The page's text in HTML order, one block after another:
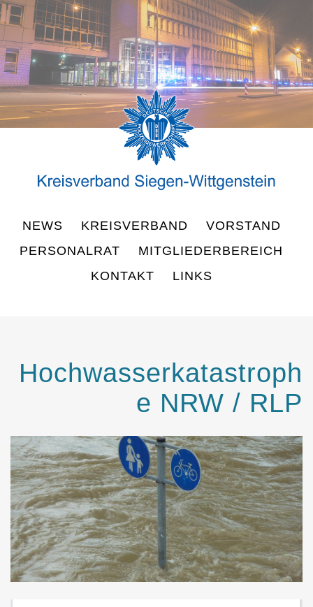
NEWS KREISVERBAND
VORSTAND
PERSONALRAT
MITGLIEDERBEREICH
KONTAKT
LINKS
Hochwasserkatastroph
e NRW / RLP